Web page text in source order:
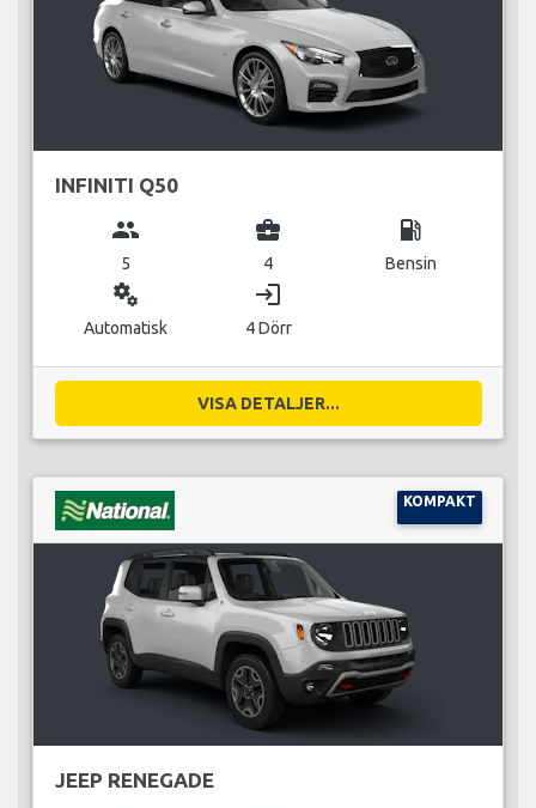
INFINITI Q50
group
5
business_center
4
local_gas_station
Bensin
miscellaneous_services
Automatisk
login
4 Dörr
VISA DETALJER...
KOMPAKT
JEEP RENEGADE